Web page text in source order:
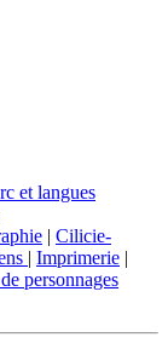
et langues
| Cilicie-
| Imprimerie |
personnages